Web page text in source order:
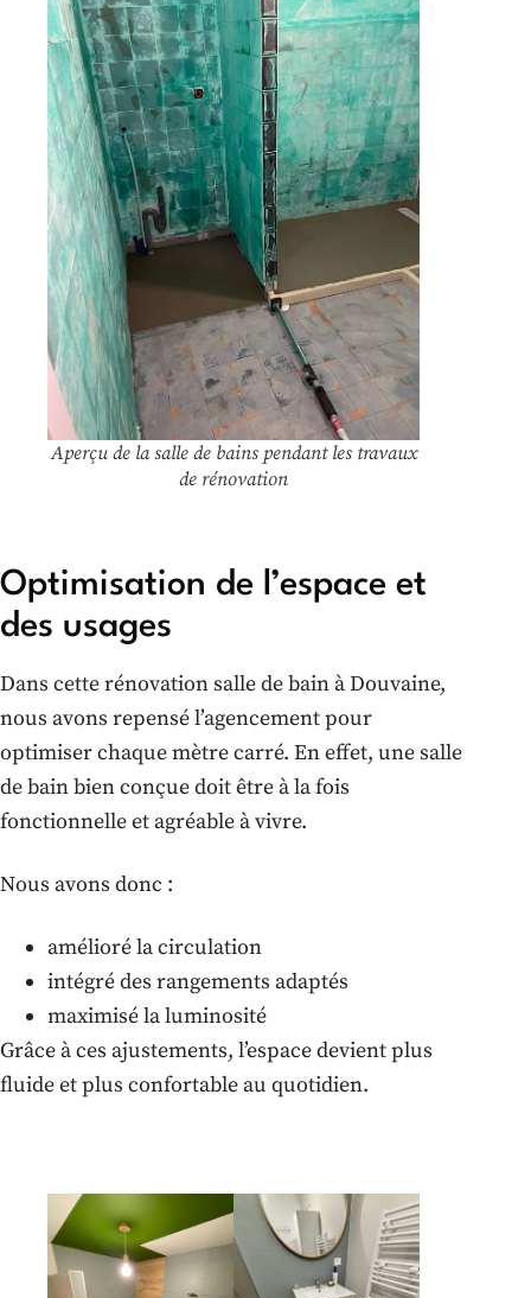
Aperçu de la salle de bains pendant les travaux
de rénovation
Optimisation de l’espace et
des usages
Dans cette rénovation salle de bain à Douvaine,
nous avons repensé l’agencement pour
optimiser chaque mètre carré. En effet, une salle
de bain bien conçue doit être à la fois
fonctionnelle et agréable à vivre.
Nous avons donc :
amélioré la circulation
intégré des rangements adaptés
maximisé la luminosité
Grâce à ces ajustements, l’espace devient plus
fluide et plus confortable au quotidien.